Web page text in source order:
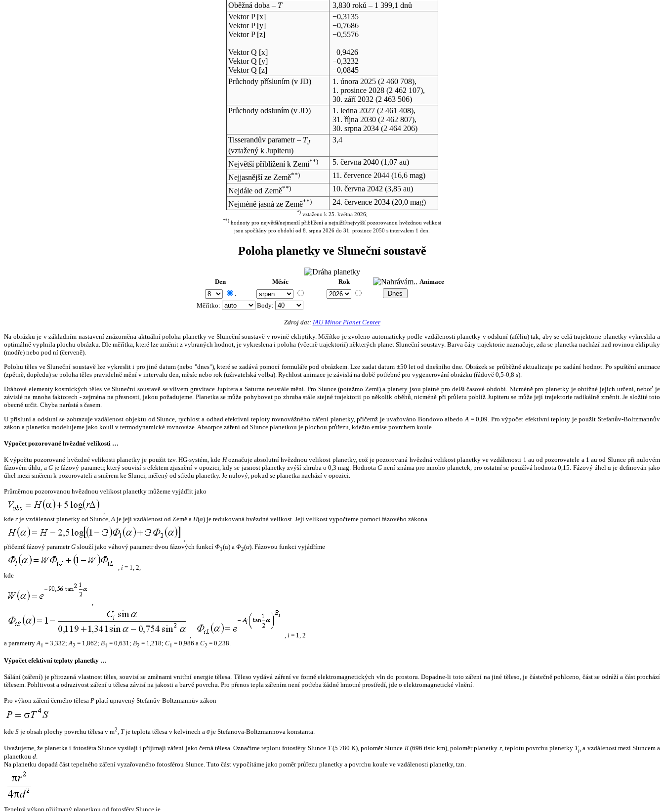
Oběžná doba – T
3,830 roků – 1 399,1 dnů
Vektor P [x]
Vektor P [y]
Vektor P [z]
Vektor Q [x]
Vektor Q [y]
Vektor Q [z]
−0,3135
−0,7686
−0,5576
0,9426
−0,3232
−0,0845
Průchody přísluním (v JD) 1. února 2025(2 460 708),
1. prosince 2028(2 462 107),
30. září 2032 (2 463 506)
Průchody odsluním (v JD) 1. ledna 2027(2 461 408),
31. října 2030(2 462 807),
30. srpna 2034(2 464 206)
Tisserandův parametr – TJ
(vztažený k Jupiteru)
3,4
Největší přiblížení k Zemi**) 5. června 2040(1,07 au)
Nejjasnější ze Země**) 11. července 2044(16,6 mag)
Nejdále od Země**) 10. června 2042 (3,85 au)
Nejméně jasná ze Země**) 24. července 2034(20,0 mag)
*)vztaženo k 25. května 2026;
**) hodnoty pro největší/nejmenší přiblížení a nejnižší/nejvyšší pozorovanou hvězdnou velikost
jsou spočítány pro období od 8. srpna 2026 do 31. prosince 2050 s intervalem 1 den.
Poloha planetky ve Sluneční soustavě
Den Měsíc Rok Animace
.
Měřítko: Body:
Zdroj dat: IAU Minor Planet Center
Na obrázku je v základním nastavení znázorněna aktuální poloha planetky ve Sluneční soustavě v rovině ekliptiky. Měřítko je zvoleno automaticky podle vzdálenosti planetky v odsluní (aféliu) tak, aby se celá trajektorie planetky vykreslila a
optimálně vyplnila plochu obrázku. Dle měřítka, které lze změnit z vybraných hodnot, je vykreslena i poloha (včetně trajektorií) některých planet Sluneční soustavy. Barva čáry trajektorie naznačuje, zda se planetka nachází nad rovinou ekliptiky
(modře) nebo pod ní (červeně).
Polohu těles ve Sluneční soustavě lze vykreslit i pro jiné datum (nebo "dnes"), které se zadává pomocí formuláře pod obrázkem. Lze zadat datum ±50 let od dnešního dne. Obrázek se průběžně aktualizuje po zadání hodnot. Po spuštění animace
(zpětně, dopředu) se poloha těles pravidelně mění v intervalu den, měsíc nebo rok (uživatelská volba). Rychlost animace je závislá na době potřebné pro vygenerování obrázku (řádově 0,5-0,8 s).
Dráhové elementy kosmických těles ve Sluneční soustavě se vlivem gravitace Jupitera a Saturna neustále mění. Pro Slunce (potažmo Zemi) a planety jsou platné pro delší časové období. Nicméně pro planetky je obtížné jejich určení, neboť je
závislé na mnoha faktorech - zejména na přesnosti, jakou požadujeme. Planetka se může pohybovat po zhruba stále stejné trajektorii po několik oběhů, nicméně při průletu poblíž Jupiteru se může její trajektorie radikálně změnit. Je složité toto
obecně určit. Chyba narůstá s časem.
U přísluní a odsluní se zobrazuje vzdálenost objektu od Slunce, rychlost a odhad efektivní teploty rovnovážného záření planetky, přičemž je uvažováno Bondovo albedo A = 0,09. Pro výpočet efektivní teploty je použit Stefanův-Boltzmannův
zákon a planetku modelujeme jako kouli v termodynamické rovnováze. Absorpce záření od Slunce planetkou je plochou průřezu, kdežto emise povrchem koule.
Výpočet pozorované hvězdné velikosti …
K výpočtu pozorované hvězdné velikosti planetky je použit tzv. HG-systém, kde Hoznačuje absolutní hvězdnou velikost planetky, což je pozorovaná hvězdná velikost planetky ve vzdálenosti 1 au od pozorovatele a 1 au od Slunce při nulovém
fázovém úhlu, a Gje fázový parametr, který souvisí s efektem zjasnění v opozici, kdy se jasnost planetky zvýší zhruba o 0,3 mag. HodnotaG není známa pro mnoho planetek, pro ostatní se používá hodnota 0,15. Fázový úhelα je definován jako
úhel mezi směrem k pozorovateli a směrem ke Slunci, měřený od středu planetky. Je nulový, pokud se planetka nachází v opozici.
Průměrnou pozorovanou hvězdnou velikost planetky můžeme vyjádřit jako
,
kde r je vzdálenost planetky od Slunce,Δ je její vzdálenost od Země a H(α) je redukovaná hvězdná velikost. Její velikost vypočteme pomocí fázového zákona
,
přičemž fázový parametrG slouží jako váhový parametr dvou fázových funkcí Φ1(α) a Φ2(α). Fázovou funkci vyjádříme
, i = 1, 2,
kde
,
, , i = 1, 2
a parametryA1 = 3,332;A2 = 1,862; B1 = 0,631; B2 = 1,218; C1 = 0,986 a C2 = 0,238.
Výpočet efektivní teploty planetky …
Sálání (záření) je přirozená vlastnost těles, souvisí se změnami vnitřní energie tělesa. Těleso vydává záření ve formě elektromagnetických vln do prostoru. Dopadne-li toto záření na jiné těleso, je částečně pohlceno, část se odráží a část prochází
tělesem. Pohltivost a odrazivost záření u tělesa závisí na jakosti a barvě povrchu. Pro přenos tepla zářením není potřeba žádné hmotné prostředí, jde o elektromagnetické vlnění.
Pro výkon záření černého tělesa P platí upravený Stefanův-Boltzmannův zákon
kde S je obsah plochy povrchu tělesa v m2, Tje teplota tělesa v kelvinech a σje Stefanova-Boltzmannova konstanta.
Uvažujeme, že planetka i fotosféra Slunce vysílají i přijímají záření jako černá tělesa. Označíme teplotu fotosféry Slunce T(5 780 K), poloměr Slunce R(696 tisíc km), poloměr planetky r, teplotu povrchu planetky Tp a vzdálenost mezi Sluncem a
planetkou d.
Na planetku dopadá část tepelného záření vyzařovaného fotosférou Slunce. Tuto část vypočítáme jako poměr průřezu planetky a povrchu koule ve vzdálenosti planetky, tzn.
Tepelný výkon přijímaný planetkou od fotosféry Slunce je